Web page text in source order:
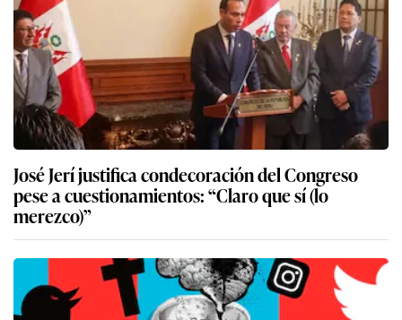
José Jerí justifica condecoración del Congreso
pese a cuestionamientos: “Claro que sí (lo
merezco)”